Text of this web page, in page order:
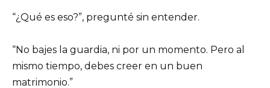
“¿Qué es eso?”, pregunté sin entender.
“No bajes la guardia, ni por un momento. Pero al
mismo tiempo, debes creer en un buen
matrimonio.”